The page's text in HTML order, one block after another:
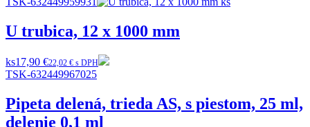
U trubica, 12 x 1000 mm
ks17,90 €22,02 € s DPH
TSK-632449967025
Pipeta delená, trieda AS, s piestom, 25 ml,
delenie 0,1 ml